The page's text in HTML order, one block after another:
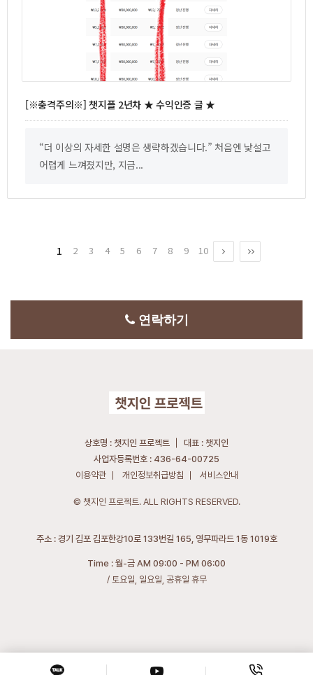
[※충격주의※] 챗지플 2년차 ★ 수익인증 글 ★
“더 이상의 자세한 설명은 생략하겠습니다.” 처음엔 낯설고
어렵게 느껴졌지만, 지금...
1 2 3 4 5 6 7 8 9
10
연락하기
상호명 : 챗지인 프로젝트 대표 : 챗지인
사업자등록번호 : 436-64-00725
이용약관
개인정보취급방침 서비스안내
© 챗지인 프로젝트. ALL RIGHTS RESERVED.
주소 : 경기 김포 김포한강10로 133번길 165, 영무파라드 1동 1019호
Time : 월-금 AM 09:00 - PM 06:00
/ 토요일, 일요일, 공휴일 휴무